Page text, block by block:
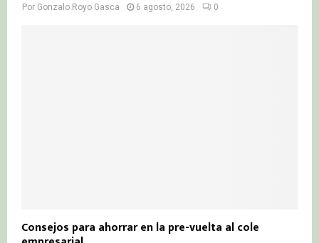
Por Gonzalo Royo Gasca 6 agosto, 2026 0
Consejos para ahorrar en la pre-vuelta al cole